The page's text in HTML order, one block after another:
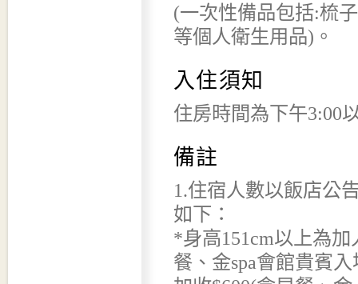
(一次性備品包括:梳
等個人衛生用品)。
入住須知
住房時間為下午3:00
備註
1.住宿人數以飯店公
如下：
*身高151cm以上為
餐、金spa會館貴賓